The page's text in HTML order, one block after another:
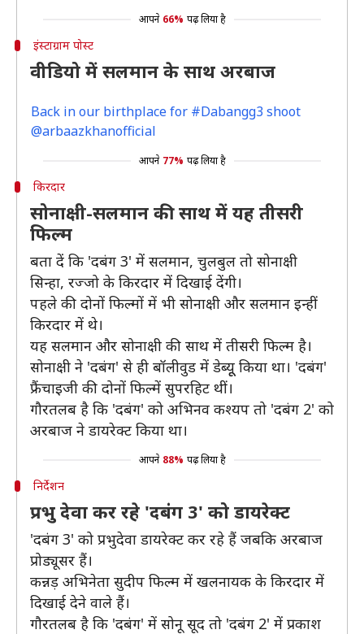
आपने 66% पढ़ लिया है
इंस्टाग्राम पोस्ट
वीडियो में सलमान के साथ अरबाज
Back in our birthplace for #Dabangg3 shoot
@arbaazkhanofficial
आपने 77% पढ़ लिया है
किरदार
सोनाक्षी-सलमान की साथ में यह तीसरी
फिल्म
बता दें कि 'दबंग 3' में सलमान, चुलबुल तो सोनाक्षी
सिन्हा, रज्जो के किरदार में दिखाई देंगी।
पहले की दोनों फिल्मों में भी सोनाक्षी और सलमान इन्हीं
किरदार में थे।
यह सलमान और सोनाक्षी की साथ में तीसरी फिल्म है।
सोनाक्षी ने 'दबंग' से ही बॉलीवुड में डेब्यूू किया था। 'दबंग'
फ्रैंचाइजी की दोनों फिल्में सुपरहिट थीं।
गौरतलब है कि 'दबंग' को अभिनव कश्यप तो 'दबंग 2' को
अरबाज ने डायरेक्ट किया था।
आपने 88% पढ़ लिया है
निर्देशन
प्रभु देवा कर रहे 'दबंग 3' को डायरेक्ट
'दबंग 3' को प्रभुदेवा डायरेक्ट कर रहे हैं जबकि अरबाज
प्रोड्यूसर हैं।
कन्नड़ अभिनेता सुदीप फिल्म में खलनायक के किरदार में
दिखाई देने वाले हैं।
गौरतलब है कि 'दबंग' में सोनू सूद तो 'दबंग 2' में प्रकाश